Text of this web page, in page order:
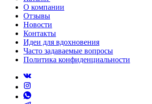
О компании
Отзывы
Новости
Контакты
Идеи для вдохновения
Часто задаваемые вопросы
Политика конфиденциальности